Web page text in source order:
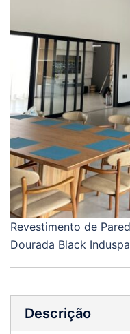
Revestimento de
Dourada Black
Descrição